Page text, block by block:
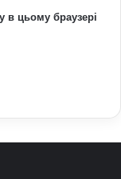
в цьому браузері